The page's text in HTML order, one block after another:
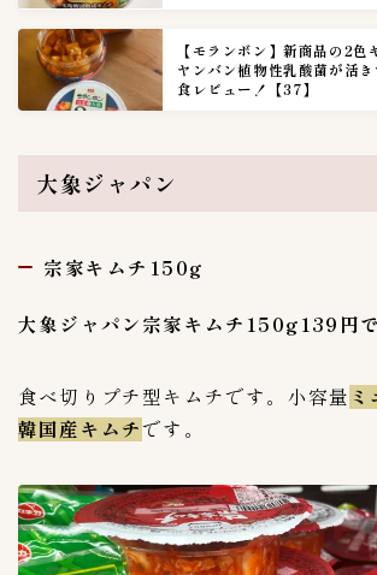
上野キムチ-まるきん
丸萬商店 1
今泉食品 1
大阪チェさんのキムチ
麻布第一物産 0
麻布第一物産(AZABU-KIMUCHI） 1
専門店探訪 9
李朝園 0
産地 64
【モランボン】新商品の2色
ヤンバン植物性乳酸菌が活
食レビュー！【37】
大象ジャパン
宗家キムチ150g
大象ジャパン宗家キムチ150g139円で
食べ切りプチ型キムチです。小容量
韓国産キムチです。